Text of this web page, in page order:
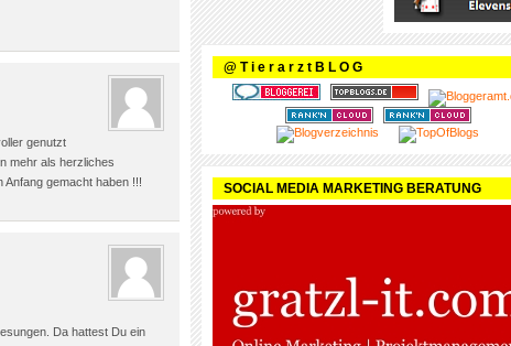
genutzt
mehr als herzliches
gemacht haben !!!
Da hattest Du ein
@ T i e r a r z t B L O G
SOCIAL MEDIA MARKETING BERATUNG